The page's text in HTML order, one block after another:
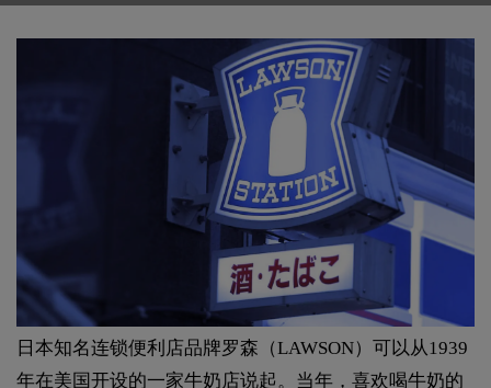
日本知名连锁便利店品牌罗森（LAWSON）可以从1939
年在美国开设的一家牛奶店说起。当年，喜欢喝牛奶的